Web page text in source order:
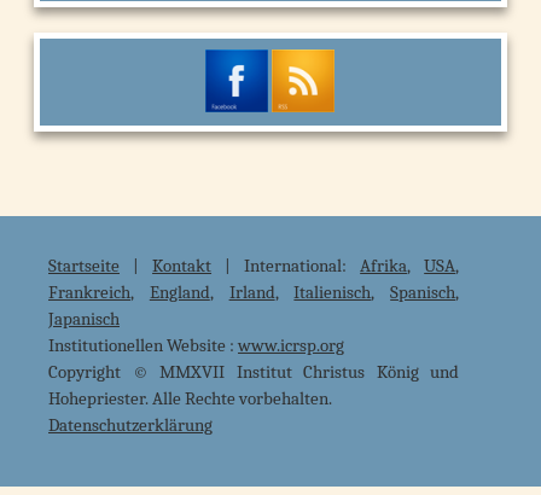
Startseite |Kontakt | International:Afrika,USA,
Frankreich, England, Irland,Italienisch,Spanisch,
Japanisch
Institutionellen Website : www.icrsp.org
Copyright © MMXVII Institut Christus König und
Hohepriester. Alle Rechte vorbehalten.
Datenschutzerklärung